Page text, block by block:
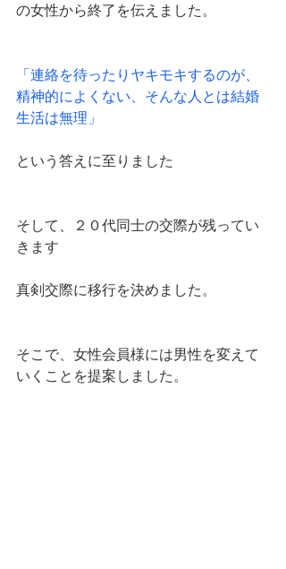
の女性から終了を伝えました。
「連絡を待ったりヤキモキするのが、
精神的によくない、そんな人とは結婚
生活は無理」
という答えに至りました
そして、２０代同士の交際が残ってい
きます
真剣交際に移行を決めました。
そこで、女性会員様には男性を変えて
いくことを提案しました。